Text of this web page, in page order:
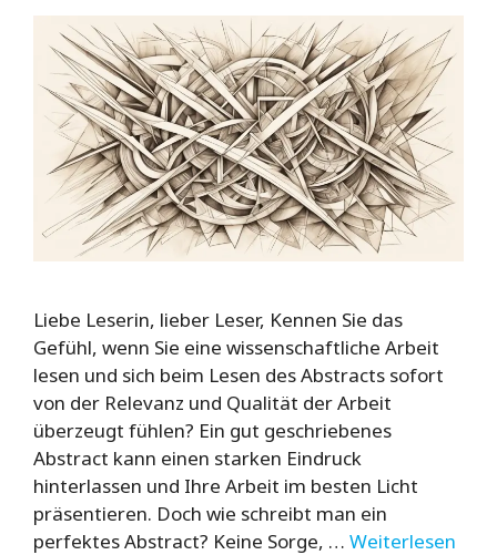
Liebe Leserin, lieber Leser, Kennen Sie das
Gefühl, wenn Sie eine wissenschaftliche Arbeit
lesen und sich beim Lesen des Abstracts sofort
von der Relevanz und Qualität der Arbeit
überzeugt fühlen? Ein gut geschriebenes
Abstract kann einen starken Eindruck
hinterlassen und Ihre Arbeit im besten Licht
präsentieren. Doch wie schreibt man ein
perfektes Abstract? Keine Sorge, … Weiterlesen